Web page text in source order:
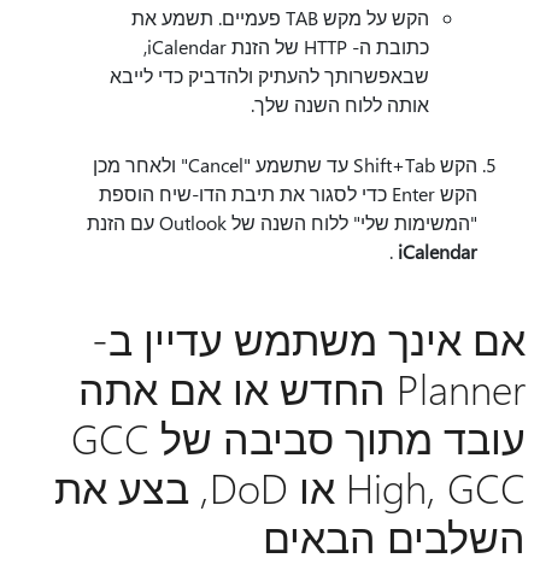
הקש על מקש TAB פעמיים. תשמע את
כתובת ה- HTTP של הזנת iCalendar,
שבאפשרותך להעתיק ולהדביק כדי לייבא
אותה ללוח השנה שלך.
הקש Shift+Tab עד שתשמע "Cancel" ולאחר מכן
הקש Enter כדי לסגור את תיבת הדו-שיח הוספת
"המשימות שלי" ללוח השנה של Outlook עם הזנת
iCalendar
.
אם אינך משתמש עדיין ב-
Planner החדש או אם אתה
עובד מתוך סביבה של GCC
High, GCC או DoD, בצע את
השלבים הבאים